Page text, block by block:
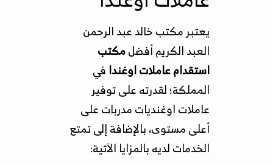
يعتبر مكتب خالد عبد الرحمن
العبد الكريم أفضلمكتب
استقدام عاملات اوغندا في
المملكة؛ لقدرته على توفير
عاملات اوغنديات مدربات على
أعلى مستوى، بالإضافة إلى تمتع
الخدمات لديه بالمزايا الآتية: